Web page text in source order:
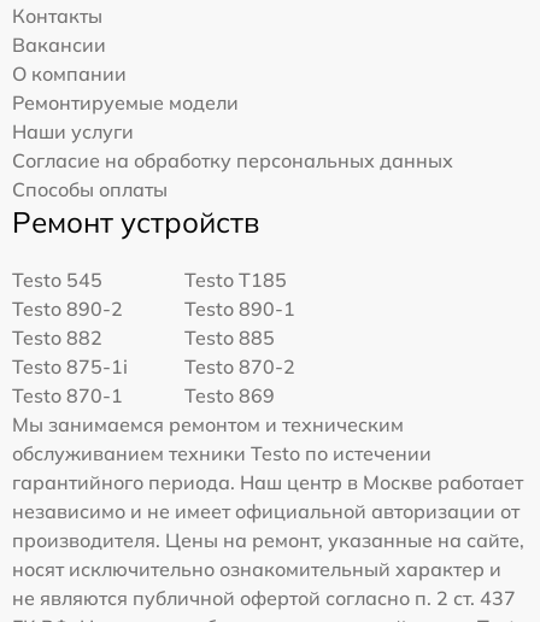
Контакты
Вакансии
О компании
Ремонтируемые модели
Наши услуги
Согласие на обработку персональных данных
Способы оплаты
Ремонт устройств
Testo 545
Testo T185
Testo 890-2
Testo 890-1
Testo 882
Testo 885
Testo 875-1i
Testo 870-2
Testo 870-1
Testo 869
Мы занимаемся ремонтом и техническим
обслуживанием техники Testo по истечении
гарантийного периода. Наш центр в Москве работает
независимо и не имеет официальной авторизации от
производителя. Цены на ремонт, указанные на сайте,
носят исключительно ознакомительный характер и
не являются публичной офертой согласно п. 2 ст. 437